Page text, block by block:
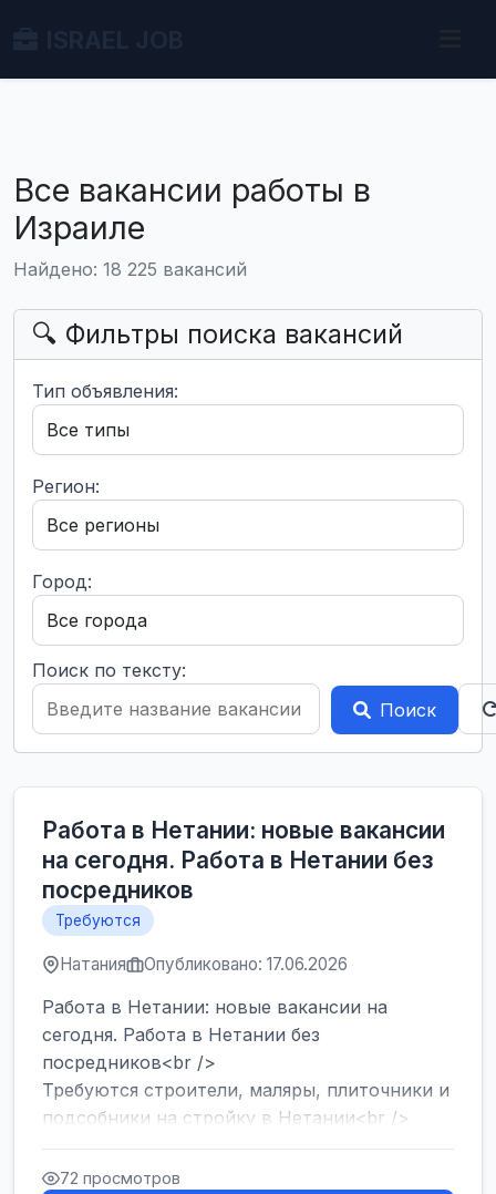
Все вакансии работы в
Израиле
Найдено: 18 225 вакансий
🔍 Фильтры поиска вакансий
Тип объявления:
Регион:
Город:
Поиск по тексту:
Поиск
Работа в Нетании: новые вакансии
на сегодня. Работа в Нетании без
посредников
Требуются
Натания Опубликовано: 17.06.2026
Работа в Нетании: новые вакансии на
сегодня. Работа в Нетании без
посредников<br />
Требуются строители, маляры, плиточники и
подсобники на стройку в Нетании<br />
Срочно требуются горничные, уборщи...
72 просмотров